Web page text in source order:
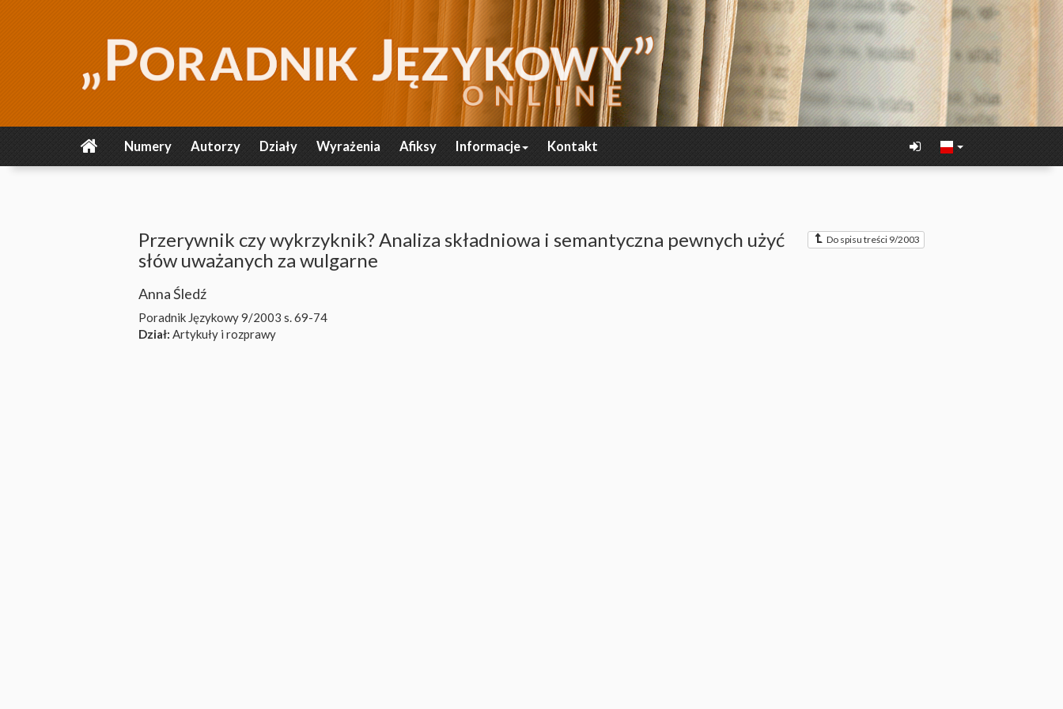
Numery Autorzy Działy Wyrażenia Afiksy Informacje Kontakt
Do spisu treści 9/2003
Przerywnik czy wykrzyknik? Analiza składniowa i semantyczna pewnych użyć
słów uważanych za wulgarne
Anna Śledź
Poradnik Językowy 9/2003 s. 69-74
Dział: Artykuły i rozprawy